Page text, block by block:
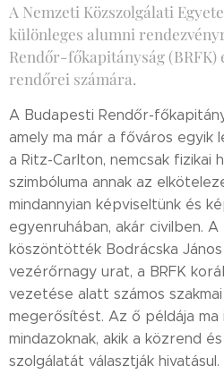
A Nemzeti Közszolgálati
különleges alumni
Rendőr-főkapitányság (BRFK)
rendőrei számára.
A Budapesti Rendőr-
amely ma már a főváros egyik
a Ritz-Carlton, nemcsak fizikai
szimbóluma annak az
mindannyian képviseltünk és
egyenruhában, akár civilben.
köszöntötték Bodrácska
vezérőrnagy urat, a BRFK
vezetése alatt számos
megerősítést. Az ő példája ma
mindazoknak, akik a közrend
szolgálatát választják hivatásul.